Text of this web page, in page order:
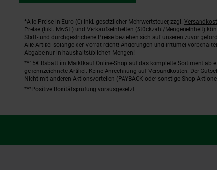
Fußnoten
*Alle Preise in Euro (€) inkl. gesetzlicher Mehrwertsteuer, zzgl.
Preise (inkl. MwSt.) und Verkaufseinheiten (Stückzahl/Mengeneinheit)
Statt- und durchgestrichene Preise beziehen sich auf unseren zuvor
Alle Artikel solange der Vorrat reicht! Änderungen und Irrtümer
Abgabe nur in haushaltsüblichen Mengen!
**15€ Rabatt im Marktkauf Online-Shop auf das komplette Sortiment ab
gekennzeichnete Artikel. Keine Anrechnung auf Versandkosten. Der
Nicht mit anderen Aktionsvorteilen (PAYBACK oder sonstige Shop-
***Positive Bonitätsprüfung vorausgesetzt